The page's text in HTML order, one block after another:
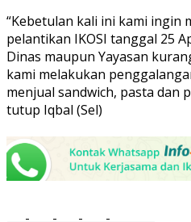
“Kebetulan kali ini kami ingin
pelantikan IKOSI tanggal 25
Dinas maupun Yayasan
kami melakukan
menjual sandwich, pasta dan
tutup Iqbal (Sel)